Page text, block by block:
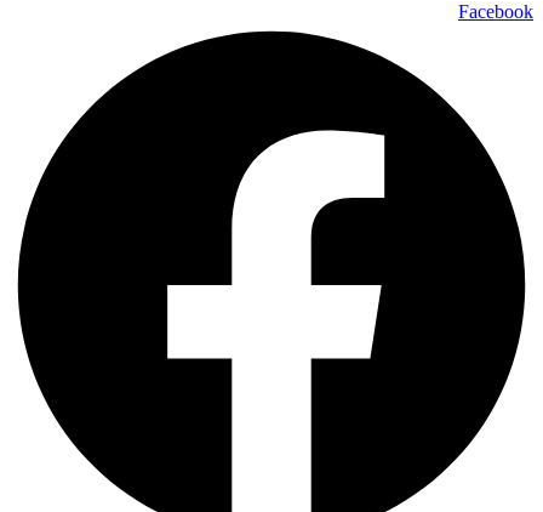
Facebook